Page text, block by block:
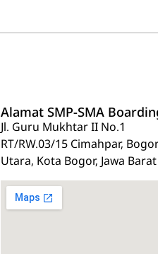
Alamat SMP-SMA
Jl. Guru Mukhtar II No.1
RT/RW.03/15 Cimahpar,
Utara, Kota Bogor, Jawa Barat